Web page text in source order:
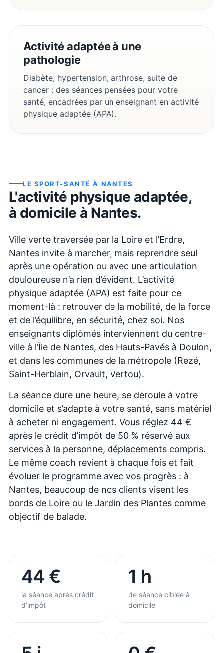
Activité adaptée à une
pathologie
Diabète, hypertension, arthrose, suite de
cancer : des séances pensées pour votre
santé, encadrées par un enseignant en activité
physique adaptée (APA).
LE SPORT-SANTÉ À NANTES
L'activité physique adaptée,
à domicile à Nantes.
Ville verte traversée par la Loire et l’Erdre,
Nantes invite à marcher, mais reprendre seul
après une opération ou avec une articulation
douloureuse n’a rien d’évident. L’activité
physique adaptée (APA) est faite pour ce
moment-là : retrouver de la mobilité, de la force
et de l’équilibre, en sécurité, chez soi. Nos
enseignants diplômés interviennent du centre-
ville à l’Île de Nantes, des Hauts-Pavés à Doulon,
et dans les communes de la métropole (Rezé,
Saint-Herblain, Orvault, Vertou).
La séance dure une heure, se déroule à votre
domicile et s’adapte à votre santé, sans matériel
à acheter ni engagement. Vous réglez 44 €
après le crédit d’impôt de 50 % réservé aux
services à la personne, déplacements compris.
Le même coach revient à chaque fois et fait
évoluer le programme avec vos progrès : à
Nantes, beaucoup de nos clients visent les
bords de Loire ou le Jardin des Plantes comme
objectif de balade.
44 €
la séance après crédit
d’impôt
1 h
de séance ciblée à
domicile